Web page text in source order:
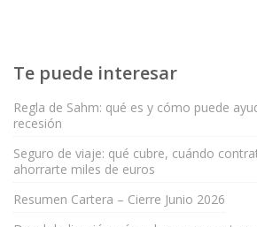
Te puede interesar
Regla de Sahm: qué es y cómo puede
recesión
Seguro de viaje: qué cubre, cuándo
ahorrarte miles de euros
Resumen Cartera – Cierre Junio 2026